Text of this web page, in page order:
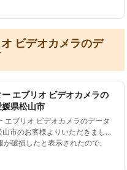
ー…
ビデオカメラのデ
エブリオ ビデオカメラの
県松山市
ブリオ ビデオカメラのデータ
市のお客様よりいただきまし
破損したと表示されたので、
の…